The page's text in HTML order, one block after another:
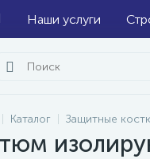
Наши услуги
Каталог Защитные